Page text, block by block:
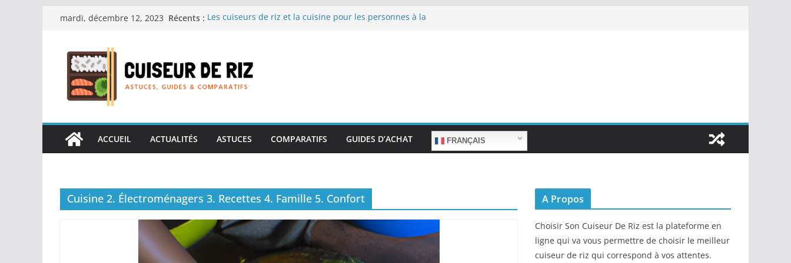
Passermardi, décembre 12, 2023 Récents : Les cuiseurs de riz et la cuisine pour les personnes à la
Les cuiseurs de riz pour les familles nombreuses : Cuisson
en grande quantité.
Les cuiseurs de riz et la préparation de plats pour les
réconfortants.
ACCUEIL
ACTUALITÉS ASTUCES COMPARATIFS GUIDES D’ACHAT FRANÇAIS
Cuisine 2. Électroménagers 3. Recettes 4. Famille 5. Confort A Propos
Choisir Son Cuiseur De Riz est la plateforme en
ligne qui va vous permettre de choisir le meilleur
cuiseur de riz qui correspond à vos attentes.